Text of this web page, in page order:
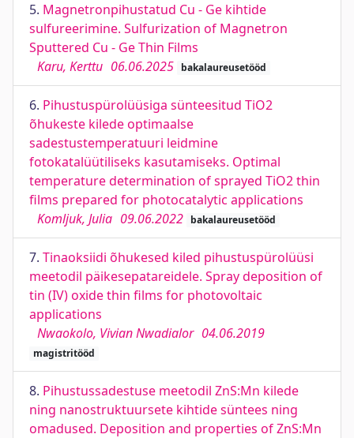
5. Magnetronpihustatud Cu - Ge kihtide
sulfureerimine. Sulfurization of Magnetron
Sputtered Cu - Ge Thin Films
Karu, Kerttu 06.06.2025 bakalaureusetööd
6. Pihustuspürolüüsiga sünteesitud TiO2
õhukeste kilede optimaalse
sadestustemperatuuri leidmine
fotokatalüütiliseks kasutamiseks. Optimal
temperature determination of sprayed TiO2 thin
films prepared for photocatalytic applications
Komljuk, Julia 09.06.2022 bakalaureusetööd
7. Tinaoksiidi õhukesed kiled pihustuspürolüüsi
meetodil päikesepatareidele. Spray deposition of
tin (IV) oxide thin films for photovoltaic
applications
Nwaokolo, Vivian Nwadialor 04.06.2019
magistritööd
8. Pihustussadestuse meetodil ZnS:Mn kilede
ning nanostruktuursete kihtide süntees ning
omadused. Deposition and properties of ZnS:Mn